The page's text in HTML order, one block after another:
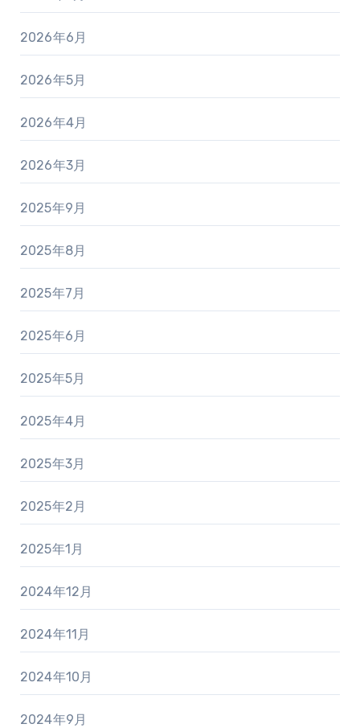
2026年6月
2026年5月
2026年4月
2026年3月
2025年9月
2025年8月
2025年7月
2025年6月
2025年5月
2025年4月
2025年3月
2025年2月
2025年1月
2024年12月
2024年11月
2024年10月
2024年9月